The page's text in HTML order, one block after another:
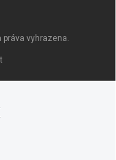
práva vyhrazena.